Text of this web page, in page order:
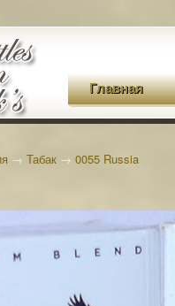
Главная
→ Табак → 0055 Russia